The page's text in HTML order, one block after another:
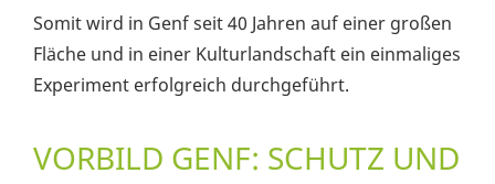
Somit wird in Genf seit 40 Jahren auf einer großen
Fläche und in einer Kulturlandschaft ein einmaliges
Experiment erfolgreich durchgeführt.
VORBILD GENF: SCHUTZ UND